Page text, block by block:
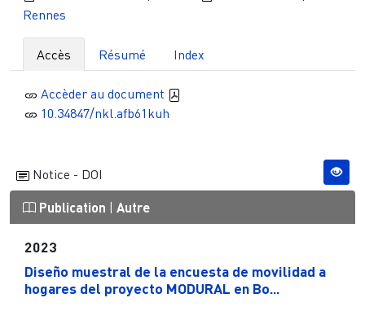
Rennes
Accès Résumé Index
Accèder au document
10.34847/nkl.afb61kuh
Notice - DOI
Publication Autre
2023
Diseño muestral de la encuesta de movilidad a
hogares del proyecto MODURAL en Bo...